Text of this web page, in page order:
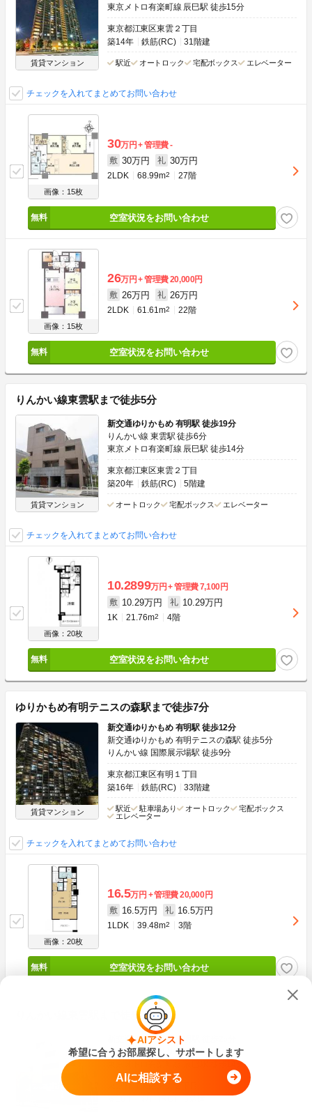
賃貸マンション
東京メトロ有楽町線 辰巳駅 徒歩15分
東京都江東区東雲２丁目
築14年
鉄筋(RC) 31階建
駅近 オートロック 宅配ボックス エレベーター
チェックを入れてまとめてお問い合わせ
画像：15枚
30万円 管理費-
敷 30万円 礼 30万円
2LDK 68.99m2 27階
空室状況をお問い合わせ
画像：15枚
26万円 管理費20,000円
敷 26万円 礼 26万円
2LDK 61.61m2 22階
空室状況をお問い合わせ
りんかい線東雲駅まで徒歩5分
賃貸マンション
新交通ゆりかもめ 有明駅 徒歩19分
りんかい線 東雲駅 徒歩6分
東京メトロ有楽町線 辰巳駅 徒歩14分
東京都江東区東雲２丁目
築20年
鉄筋(RC) 5階建
オートロック 宅配ボックス エレベーター
チェックを入れてまとめてお問い合わせ
画像：20枚
10.2899万円 管理費7,100円
敷 10.29万円 礼 10.29万円
1K 21.76m2 4階
空室状況をお問い合わせ
ゆりかもめ有明テニスの森駅まで徒歩7分
賃貸マンション
新交通ゆりかもめ 有明駅 徒歩12分
新交通ゆりかもめ 有明テニスの森駅 徒歩5分
りんかい線 国際展示場駅 徒歩9分
東京都江東区有明１丁目
築16年
鉄筋(RC) 33階建
駅近 駐車場あり オートロック
宅配ボックス
エレベーター
チェックを入れてまとめてお問い合わせ
画像：20枚
16.5万円 管理費20,000円
敷 16.5万円 礼 16.5万円
1LDK 39.48m2 3階
空室状況をお問い合わせ
りんかい線東雲駅まで徒歩7分
新交通ゆりかもめ 有明駅 徒歩25分
りんかい線 東雲駅 徒歩5分
東京メトロ有楽町線 辰巳駅 徒歩14分
東京都江東区東雲２丁目
AIアシスト
希望に合うお部屋探し、サポートします
AIに相談する